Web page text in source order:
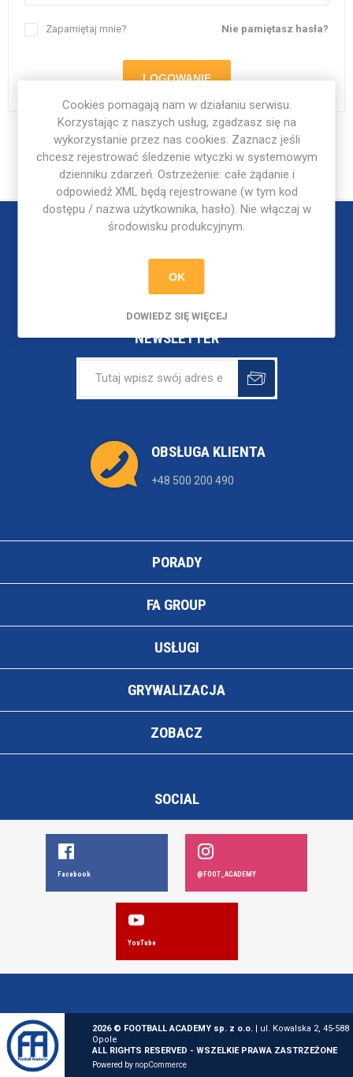
Nie pamiętasz hasła?
Zapamiętaj mnie?
LOGOWANIE
NEWSLETTER
OBSŁUGA KLIENTA
+48 500 200 490
PORADY
FA GROUP
USŁUGI
GRYWALIZACJA
ZOBACZ
SOCIAL
Facebook @FOOT_ACADEMY
YouTube
2026 © FOOTBALL ACADEMY sp. z o.o. | ul. Kowalska 2, 45-588
Opole
ALL RIGHTS RESERVED - WSZELKIE PRAWA ZASTRZEŻONE
Powered by nopCommerce
Cookies pomagają nam w działaniu serwisu.
Korzystając z naszych usług, zgadzasz się na
wykorzystanie przez nas cookies. Zaznacz jeśli
chcesz rejestrować śledzenie wtyczki w systemowym
dzienniku zdarzeń. Ostrzeżenie: całe żądanie i
odpowiedź XML będą rejestrowane (w tym kod
dostępu / nazwa użytkownika, hasło). Nie włączaj w
środowisku produkcyjnym.
OK
DOWIEDZ SIĘ WIĘCEJ